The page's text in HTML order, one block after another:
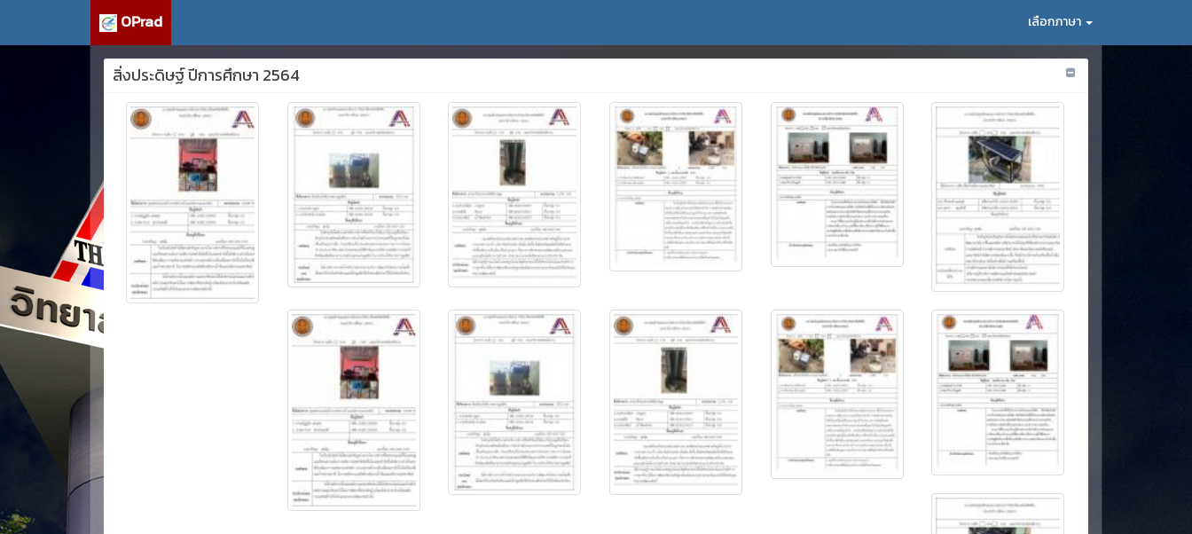
OPrad เลือกภาษา
สิ่งประดิษฐ์ ปีการศึกษา 2564